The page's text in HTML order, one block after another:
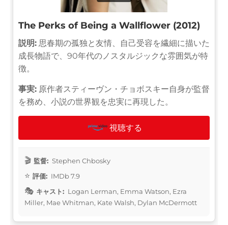
The Perks of Being a Wallflower (2012)
説明: 思春期の孤独と友情、自己受容を繊細に描いた
成長物語で、90年代のノスタルジックな雰囲気が特
徴。
事実: 原作者スティーヴン・チョボスキー自身が監督
を務め、小説の世界観を忠実に再現した。
視聴する
監督: Stephen Chbosky
評価: IMDb 7.9
キャスト: Logan Lerman, Emma Watson, Ezra
Miller, Mae Whitman, Kate Walsh, Dylan McDermott